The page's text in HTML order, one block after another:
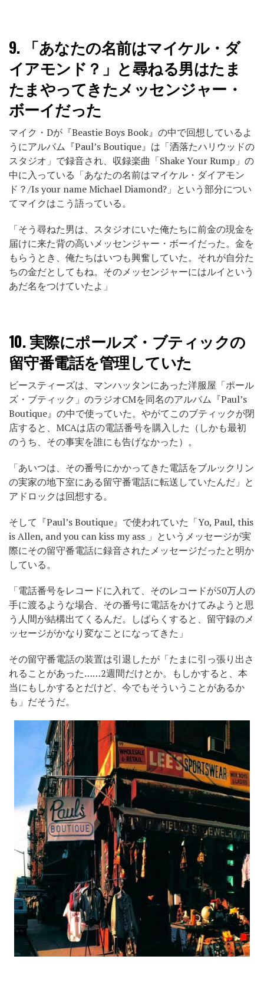
9.「あなたの名前はマイケル・ダ
イアモンド？」と尋ねる男はたま
たまやってきたメッセンジャー・
ボーイだった
マイク・Dが『Beastie Boys Book』の中で回想しているよ
うにアルバム『Paul’s Boutique』は「洒落たハリウッドの
スタジオ」で録音され、収録楽曲「Shake Your Rump」の
中に入っている「あなたの名前はマイケル・ダイアモン
ド？/Is your name Michael Diamond?」という部分につい
てマイクはこう語っている。
「そう尋ねた男は、スタジオにいた俺たちに前金の現金を
届けに来た背の高いメッセンジャー・ボーイだった。金を
もらうとき、俺たちはいつも興奮していた。それが自分た
ちの金だとしてもね。そのメッセンジャーにはルイという
あだ名をつけていたよ」
10.実際にポールズ・ブティックの
留守番電話を管理していた
ビースティーズは、マンハッタンにあった洋服屋「ポール
ズ・ブティック」のラジオCMを同名のアルバム『Paul’s
Boutique』の中で使っていた。やがてこのブティックが閉
店すると、MCAは店の電話番号を購入した（しかも最初
のうち、その事実を誰にも告げなかった）。
「あいつは、その番号にかかってきた電話をブルックリン
の実家の地下室にある留守番電話に転送していたんだ」と
アドロックは回想する。
そして『Paul’s Boutique』で使われていた「Yo, Paul, this
is Allen, and you can kiss my ass 」というメッセージが実
際にその留守番電話に録音されたメッセージだったと明か
している。
「電話番号をレコードに入れて、そのレコードが50万人の
手に渡るような場合、その番号に電話をかけてみようと思
う人間が結構出てくるんだ。しばらくすると、留守録のメ
ッセージがかなり変なことになってきた」
その留守番電話の装置は引退したが「たまに引っ張り出さ
れることがあった……2週間だけとか。もしかすると、本
当にもしかするとだけど、今でもそういうことがあるか
も」だそうだ。